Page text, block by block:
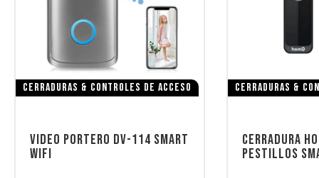
CERRADURAS & CONTROLES DE ACCESO
VIDEO PORTERO DV-114 SMART
WIFI
CERRADURAS &
CERRADURA
PESTILLOS